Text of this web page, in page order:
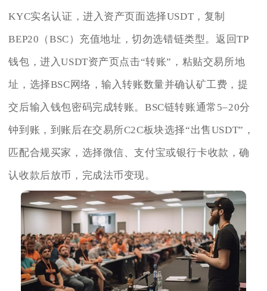
KYC实名认证，进入资产页面选择USDT，复制
BEP20（BSC）充值地址，切勿选错链类型。返回TP
钱包，进入USDT资产页点击“转账”，粘贴交易所地
址，选择BSC网络，输入转账数量并确认矿工费，提
交后输入钱包密码完成转账。BSC链转账通常5–20分
钟到账，到账后在交易所C2C板块选择“出售USDT”，
匹配合规买家，选择微信、支付宝或银行卡收款，确
认收款后放币，完成法币变现。